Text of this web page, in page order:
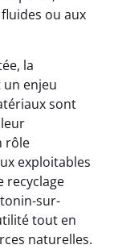
ou aux
la
enjeu
sont
rôle
exploitables
recyclage
sur-
tout en
naturelles.